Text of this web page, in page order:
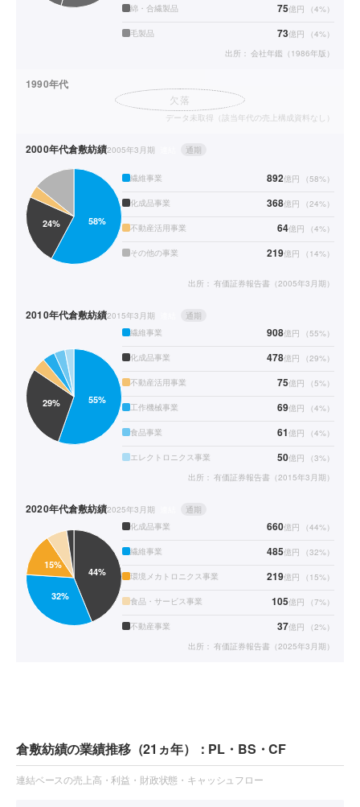
綿・合繊製品 75億円 （4%）
毛製品 73億円 （4%）
出所： 会社年鑑（1986年版）
1990年代
欠落
データ未取得（該当年代の売上構成資料なし）
2000年代倉敷紡績2005年3月期 通期
繊維事業 892億円 （58%）
化成品事業 368億円 （24%）
不動産活用事業 64億円 （4%）
その他の事業 219億円 （ 14%）
出所： 有価証券報告書（2005年3月期）
2010年代倉敷紡績2015年3月期
通期
繊維事業
908億円 （55%）
化成品事業 478億円 （29%）
不動産活用事業 75億円 （5%）
工作機械事業 69億円 （4%）
食品事業 61億円 （4%）
エレクトロニクス事業 50億円 （3%）
出所： 有価証券報告書（2015年3月期）
2020年代倉敷紡績2025年3月期
通期
化成品事業
660億円 （44%）
繊維事業 485億円 （32%）
環境メカトロニクス事業 219億円 （ 15%）
食品・サービス事業 105億円 （7%）
不動産事業 37億円 （2%）
出所： 有価証券報告書（2025年3月期）
倉敷紡績の業績推移（21ヵ年）：PL・BS・CF
連結ベースの売上高・利益・財政状態・キャッシュフロー